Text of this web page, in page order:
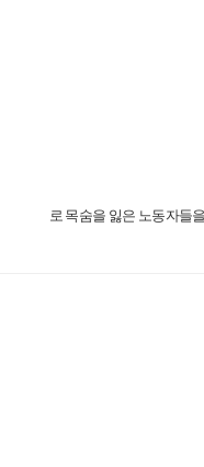
로 목숨을 잃은 노동자들